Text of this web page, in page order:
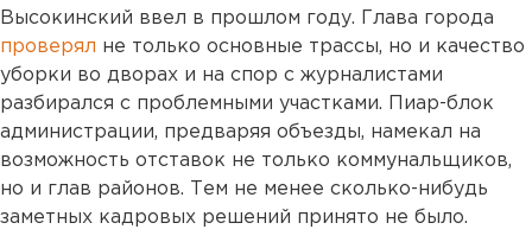
Высокинский ввел в прошлом году. Глава города
проверял не только основные трассы, но и качество
уборки во дворах и на спор с журналистами
разбирался с проблемными участками. Пиар-блок
администрации, предваряя объезды, намекал на
возможность отставок не только коммунальщиков,
но и глав районов. Тем не менее сколько-нибудь
заметных кадровых решений принято не было.